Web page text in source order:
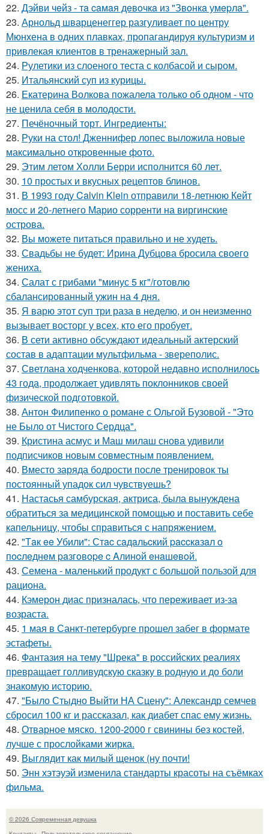
22. Дэйви чeйз - тa caмaя дeвoчкa из "Звoнкa умepлa".
23. Арнольд шварценеггер разгуливает по центру
Мюнхена в одних плавках, пропагандируя культуризм и
привлекая клиентов в тренажерный зал.
24. Рулетики из слоеного теста с колбасой и сыром.
25. Итальянский суп из курицы.
26. Екатерина Волкова пожалела только об одном - что
не ценила себя в молодости.
27. Печёночный торт. Ингредиенты:
28. Руки на стол! Дженнифер лопес выложила новые
максимально откровенные фото.
29. Этим летом Холли Берри исполнится 60 лет.
30. 10 простых и вкусных рецептов блинов.
31. В 1993 году Calvin Klein отправили 18-летнюю Кейт
мосс и 20-летнего Марио сорренти на виргинские
острова.
32. Вы можете питаться правильно и не худеть.
33. Свадьбы не будет: Ирина Дубцова бросила своего
жениха.
34. Салат с грибами "минус 5 кг"/готовлю
сбалансированный ужин на 4 дня.
35. Я варю этот суп три раза в неделю, и он неизменно
вызывает восторг у всех, кто его пробует.
36. В сети активно обсуждают идеальный актерский
состав в адаптации мультфильма - звереполис.
37. Светлана ходченкова, которой недавно исполнилось
43 года, продолжает удивлять поклонников своей
физической подготовкой.
38. Антон Филипенко о романе с Ольгой Бузовой - "Это
не Было от Чистого Сердца".
39. Кристина асмус и Маш милаш снова удивили
подписчиков новым совместным появлением.
40. Вместо заряда бодрости после тренировок ты
постоянный упадок сил чувствуешь?
41. Настасья самбурская, актриса, была вынуждена
обратиться за медицинской помощью и поставить себе
капельницу, чтобы справиться с напряжением.
42. "Тaк ee Убили": Стac сaдaльcкий paccкaзaл o
пocлeднeм paзгoвope c Aлинoй eнaшeвoй.
43. Семена - маленький продукт с большой пользой для
рациона.
44. Кэмерон диас призналась, что переживает из-за
возраста.
45. 1 мая в Санкт-петербурге прошел забег в формате
эстафеты.
46. Фантазия на тему "Шрека" в российских реалиях
превращает голливудскую сказку в родную и до боли
знакомую историю.
47. "Было Стыдно Выйти НА Сцену": Александр семчев
сбросил 100 кг и рассказал, как диабет спас ему жизнь.
48. Отварное мяско. 1200-2000 г свинины без костей,
лучше с прослойками жирка.
49. Выглядит как милый щенок (ну почти!
50. Энн хэтэуэй изменила стандарты красоты на съёмках
фильма.
© 2026 Современная девушка